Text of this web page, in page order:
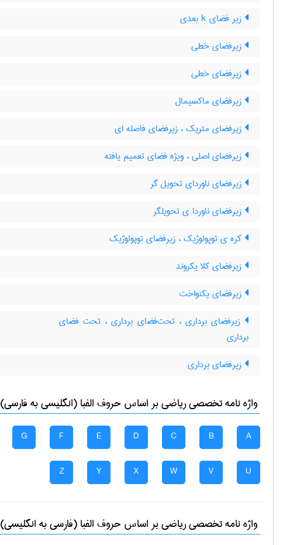
زیر فضای k بعدی
زیرفضای خطی
زیرفضای خطی
زیرفضای ماکسیمال
زیرفضای متریک ، زیرفضای فاصله ای
زیرفضای اصلی ، ویژه فضای تعمیم یافته
زیرفضای ناوردای تحویل گر
زیرفضای ناوردا ی تحویلگر
کره ی توپولوژیک ، زیرفضای توپولوژیک
زیرفضای کلا یکروند
زیرفضای یکنواخت
زیرفضای برداری ، تحت‌فضای برداری ، تحت فضای
برداری
زیرفضای برداری
واژه نامه تخصصیرياضیبر اساس حروف الفبا (انگلیسی به فارسی)
A
B
C
D
E
F
G
U
V
W
X
Y
Z
واژه نامه تخصصیرياضیبر اساس حروف الفبا (فارسی به انگلیسی)